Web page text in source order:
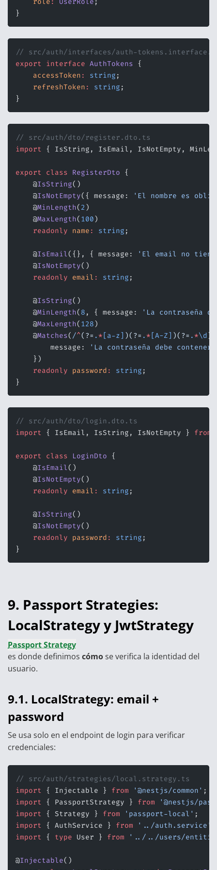
}
// src/auth/interfaces/auth-
export interface AuthTokens {
    accessToken
: string ;
    refreshToken
: string ;
}
// src/auth/dto/register.dto.ts
import { IsString, IsEmail, IsNotEmpty,
export class RegisterDto {
    @
IsString()
    @
IsNotEmpty({ message:
'El nombre es
    @
MinLength( 2 )
    @
MaxLength( 100)
    readonly
name : string ;
    @
IsEmail({}, { message:
'El email no
    @
IsNotEmpty()
    readonly
email : string ;
    @
IsString()
    @
MinLength( 8 , { message:
'La contraseña
    @
MaxLength( 128)
    @
Matches( /^(?= .* [a-z] )(?= .* [A-Z] )(?= .*\d)
        message:
'La contraseña debe contener
    })
    readonly
password : string ;
}
// src/auth/dto/login.dto.ts
import { IsEmail, IsString, IsNotEmpty } from
export class LoginDto {
    @
IsEmail()
    @
IsNotEmpty()
    readonly
email : string ;
    @
IsString()
    @
IsNotEmpty()
    readonly
password : string ;
}
9. Passport Strategies:
LocalStrategy y JwtStrategy
Passport Strategy
es donde definimos cómose verifica la identidad del
usuario.
9.1. LocalStrategy: email +
password
Se usa solo en el endpoint de login para verificar
credenciales:
// src/auth/strategies/local.strategy.ts
import { Injectable } from '@nestjs/common' ;
import { PassportStrategy } from '@nestjs/
import { Strategy } from 'passport-local' ;
import { AuthService } from '../auth.service'
import { type User } from '../../users/
@Injectable()